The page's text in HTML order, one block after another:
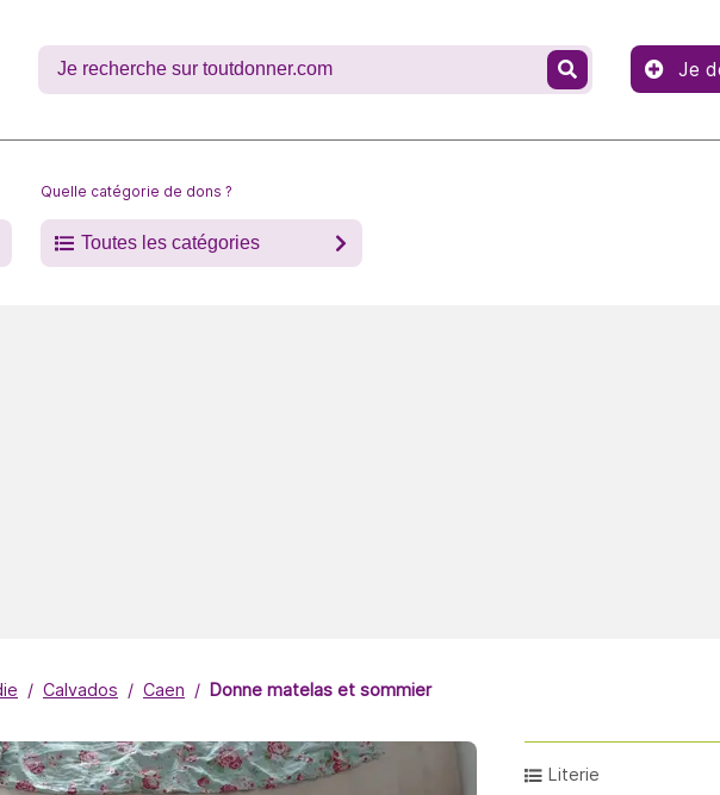
Je
Quelle catégorie de dons ?
Toutes les catégories
Calvados Caen Donne matelas et sommier
Literie